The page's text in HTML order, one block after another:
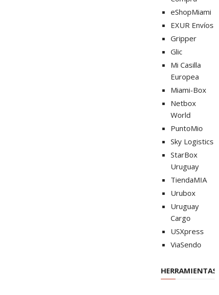
eShopMiami
EXUR Envíos
Gripper
Glic
Mi Casilla
Europea
Miami-Box
Netbox
World
PuntoMio
Sky Logistics
StarBox
Uruguay
TiendaMIA
Urubox
Uruguay
Cargo
USXpress
ViaSendo
HERRAMIENTAS